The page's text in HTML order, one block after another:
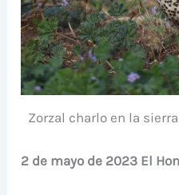
Zorzal charlo en la
2 de mayo de 2023 El